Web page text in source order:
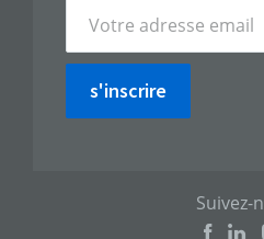
s'inscrire
Suivez-